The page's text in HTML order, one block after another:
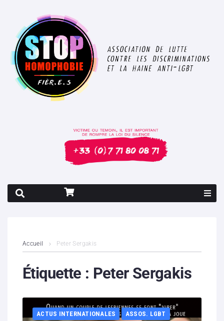
Contenus litigieux
Boutique
Accueil Peter Sergakis
Étiquette : Peter Sergakis
ACTUS INTERNATIONALES
ASSOS. LGBT